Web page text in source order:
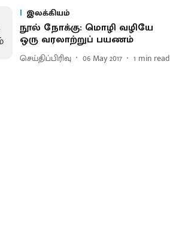
இலக்கியம்
நூல் நோக்கு: மொழி வழியே
ஒரு வரலாற்றுப் பயணம்
செய்திப்பிரிவு 06 May 2017 1 min read